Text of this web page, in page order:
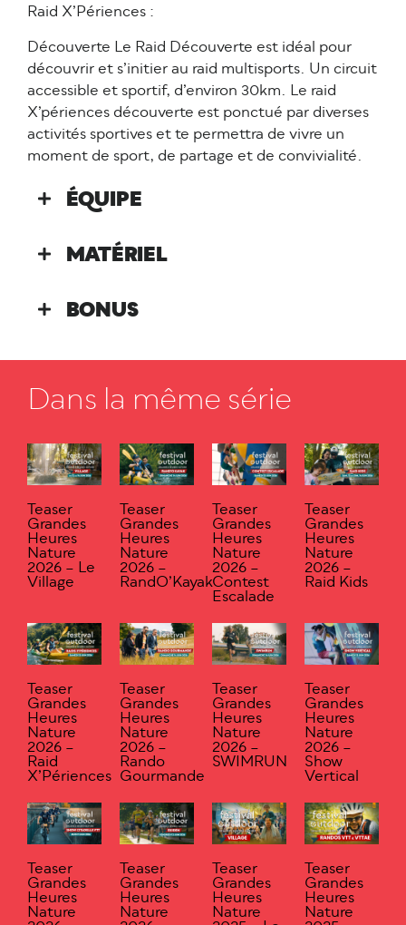
Raid X’Périences :
Découverte Le Raid Découverte est idéal pour
découvrir et s’initier au raid multisports. Un circuit
accessible et sportif, d’environ 30km. Le raid
X’périences découverte est ponctué par diverses
activités sportives et te permettra de vivre un
moment de sport, de partage et de convivialité.
ÉQUIPE
MATÉRIEL
BONUS
Dans la même série
Teaser
Grandes
Heures
Nature
2026 – Le
Village
Teaser
Grandes
Heures
Nature
2026 –
RandO’Kayak
Teaser
Grandes
Heures
Nature
2026 –
Contest
Escalade
Teaser
Grandes
Heures
Nature
2026 –
Raid Kids
Teaser
Grandes
Heures
Nature
2026 –
Raid
X’Périences
Teaser
Grandes
Heures
Nature
2026 –
Rando
Gourmande
Teaser
Grandes
Heures
Nature
2026 –
SWIMRUN
Teaser
Grandes
Heures
Nature
2026 –
Show
Vertical
Teaser
Grandes
Heures
Nature
Teaser
Grandes
Heures
Nature
Teaser
Grandes
Heures
Nature
Teaser
Grandes
Heures
Nature